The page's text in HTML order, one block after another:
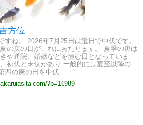
方位
すね。 2026年7月25日は選日で中伏です。
の庚の日がこれにあたります。 夏季の庚は
や通院、婚姻などを慎む日となっていま
初伏と末伏があり 一般的には夏至以降の
四の庚の日を中伏 …
?p=16989